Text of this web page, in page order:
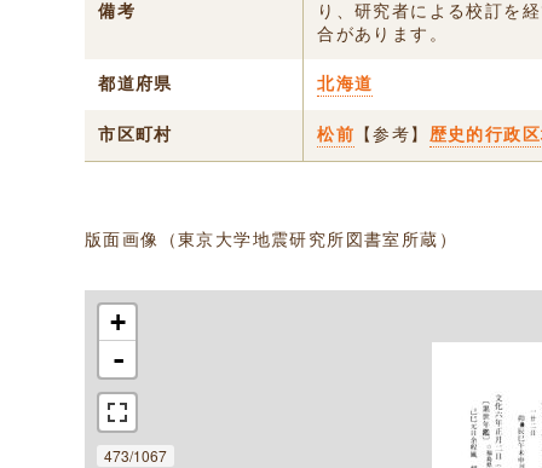
備考
り、研究者による校訂を
合があります。
都道府県 北海道
市区町村 松前 【参考】 歴史的行政
版面画像（東京大学地震研究所図書室所蔵）
+
-
473/1067